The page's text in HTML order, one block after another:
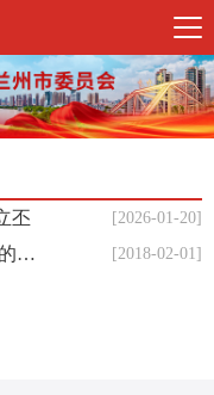
丕 [2026-01-20]
[2018-02-01]